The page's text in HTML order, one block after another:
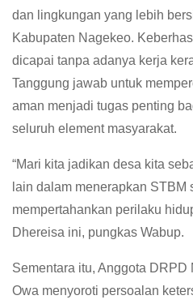
dan lingkungan yang lebih
Kabupaten Nagekeo.
dicapai tanpa adanya kerja
Tanggung jawab untuk
aman menjadi tugas penting
seluruh element masyarakat.
“Mari kita jadikan desa kita
lain dalam menerapkan STBM
mempertahankan perilaku
Dhereisa ini, pungkas Wabup.
Sementara itu, Anggota DRPD
Owa menyoroti persoalan